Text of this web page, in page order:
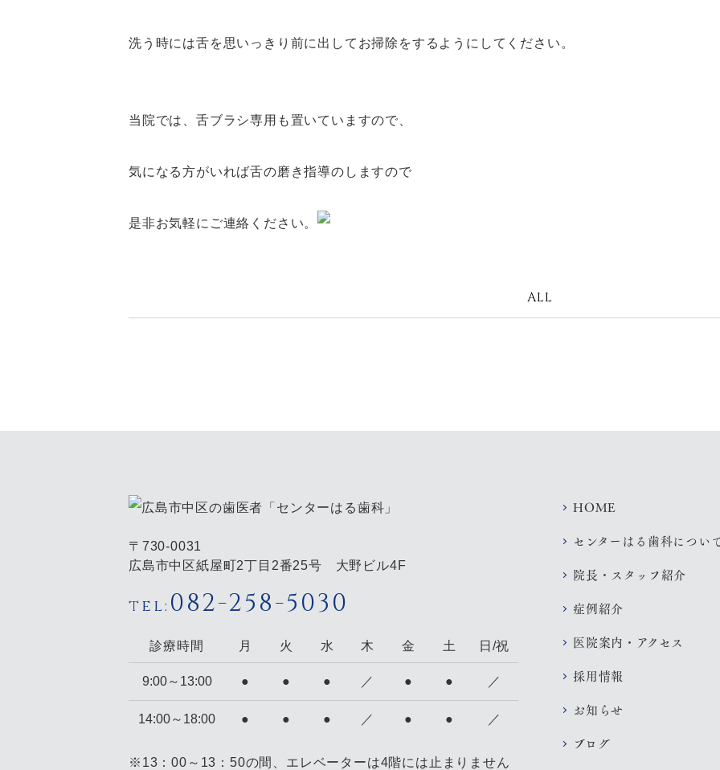
洗う時には舌を思いっきり前に出してお掃除をするようにしてください。
当院では、舌ブラシ専用も置いていますので、
気になる方がいれば舌の磨き指導のしますので
是非お気軽にご連絡ください。
ALL
〒730-0031
広島市中区紙屋町2丁目2番25号 大野ビル4F
tel: 082-258-5030
診療時間 月 火 水 木 金 土 日/祝
9:00～ 13:00 ● ● ● ／ ● ● ／
14:00～ 18:00 ● ● ● ／ ● ● ／
※13：00～13：50の間、エレベーターは4階には止まりません
HOME
センターはる歯科につい
院長・スタッフ紹介
症例紹介
医院案内・アクセス
採用情報
お知らせ
ブログ